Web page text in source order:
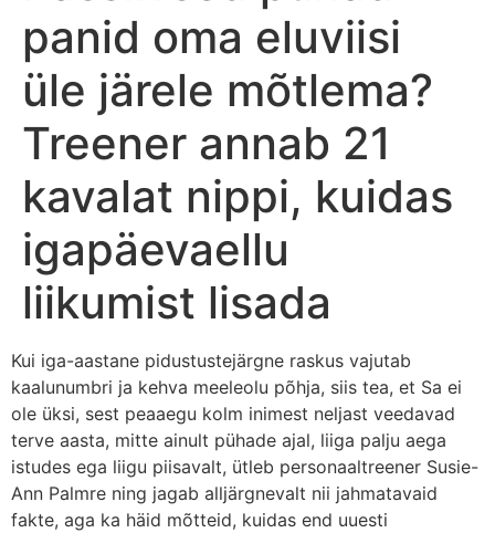
panid oma eluviisi
üle järele mõtlema?
Treener annab 21
kavalat nippi, kuidas
igapäevaellu
liikumist lisada
Kui iga-aastane pidustustejärgne raskus vajutab
kaalunumbri ja kehva meeleolu põhja, siis tea, et Sa ei
ole üksi, sest peaaegu kolm inimest neljast veedavad
terve aasta, mitte ainult pühade ajal, liiga palju aega
istudes ega liigu piisavalt, ütleb personaaltreener Susie-
Ann Palmre ning jagab alljärgnevalt nii jahmatavaid
fakte, aga ka häid mõtteid, kuidas end uuesti